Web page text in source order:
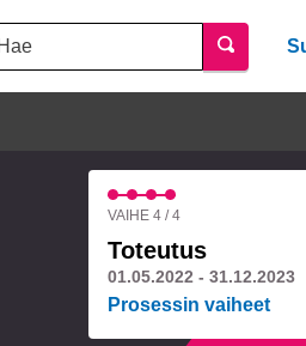
VAIHE 4 / 4
Toteutus
01.05.2022 - 31.12.2023
Prosessin vaiheet